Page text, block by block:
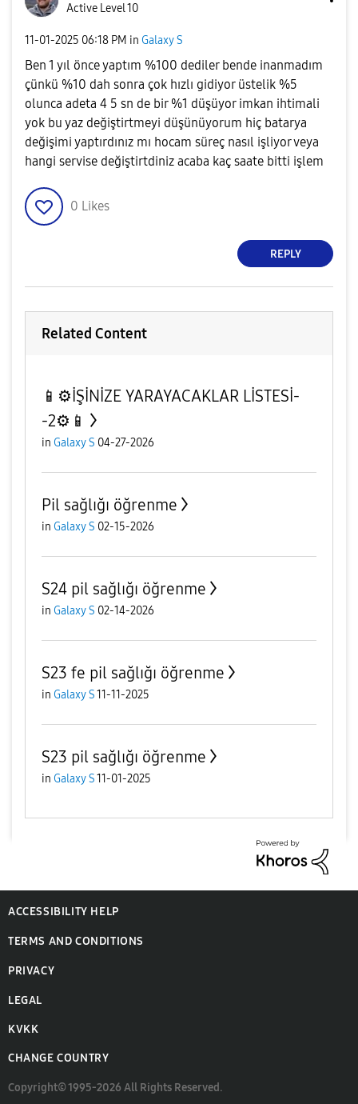
Active Level 10
‎11-01-2025 06:18 PM in Galaxy S
Ben 1 yıl önce yaptım %100 dediler bende inanmadım
çünkü %10 dah sonra çok hızlı gidiyor üstelik %5
olunca adeta 4 5 sn de bir %1 düşüyor imkan ihtimali
yok bu yaz değiştirtmeyi düşünüyorum hiç batarya
değişimi yaptırdınız mı hocam süreç nasıl işliyor veya
hangi servise değiştirtdiniz acaba kaç saate bitti işlem
0 Likes
REPLY
Related Content
📱⚙️İŞİNİZE YARAYACAKLAR LİSTESİ-
-2⚙️📱
in Galaxy S 04-27-2026
Pil sağlığı öğrenme
in Galaxy S 02-15-2026
S24 pil sağlığı öğrenme
in Galaxy S 02-14-2026
S23 fe pil sağlığı öğrenme
in Galaxy S11-11-2025
S23 pil sağlığı öğrenme
in Galaxy S11-01-2025
ACCESSIBILITY HELP
TERMS AND CONDITIONS
PRIVACY
LEGAL
KVKK
CHANGE COUNTRY
Copyright© 1995-2026 All Rights Reserved.